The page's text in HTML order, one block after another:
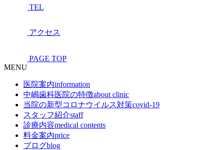
TEL
アクセス
PAGE TOP
MENU
医院案内information
中嶋歯科医院の特徴about clinic
当院の新型コロナウイルス対策covid-19
スタッフ紹介staff
診療内容medical contents
料金案内price
ブログblog